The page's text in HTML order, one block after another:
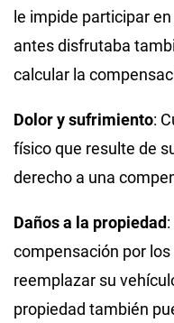
le impide participar
antes disfrutaba
calcular la
Dolor y sufrimiento:
físico que resulte de
derecho a una
Daños a la propiedad
compensación por
reemplazar su
propiedad también